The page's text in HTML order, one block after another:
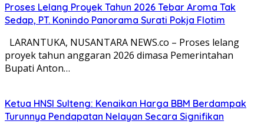
Proses Lelang Proyek Tahun 2026 Tebar Aroma Tak
Sedap, PT. Konindo Panorama Surati Pokja Flotim
LARANTUKA, NUSANTARA NEWS.co – Proses lelang
proyek tahun anggaran 2026 dimasa Pemerintahan
Bupati Anton…
Ketua HNSI Sulteng: Kenaikan Harga BBM Berdampak
Turunnya Pendapatan Nelayan Secara Signifikan